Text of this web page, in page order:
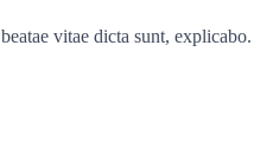
vitae dicta sunt, explicabo.